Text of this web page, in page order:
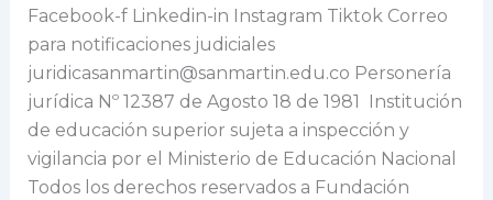
Facebook-f Linkedin-in Instagram Tiktok Correo
para notificaciones judiciales
juridicasanmartin@sanmartin.edu.co Personería
jurídica Nº 12387 de Agosto 18 de 1981 Institución
de educación superior sujeta a inspección y
vigilancia por el Ministerio de Educación Nacional
Todos los derechos reservados a Fundación